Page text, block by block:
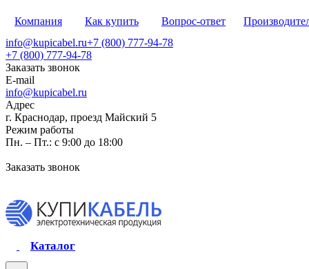
Компания Как купить Вопрос-ответ
info@kupicabel.ru+7 (800) 777-94-78
+7 (800) 777-94-78
Заказать звонок
E-mail
info@kupicabel.ru
Адрес
г. Краснодар, проезд Майский 5
Режим работы
Пн. – Пт.: с 9:00 до 18:00
Заказать звонок
Каталог